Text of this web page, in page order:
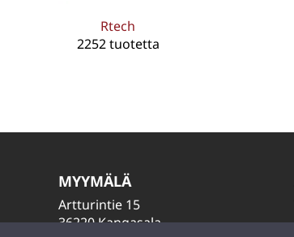
Rtech
2252 tuotetta
MYYMÄLÄ
Artturintie 15
36220 Kangasala